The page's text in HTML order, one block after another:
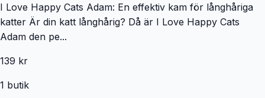
I Love Happy Cats Adam: En effektiv kam för långhåriga
katter Är din katt långhårig? Då är I Love Happy Cats
Adam den pe...
139 kr
1 butik